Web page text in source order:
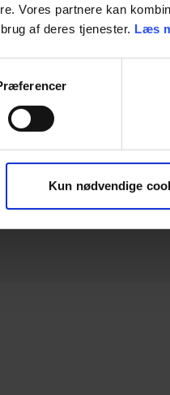
Vores partnere kan
af deres tjenester. Læs
Kun nødvendige